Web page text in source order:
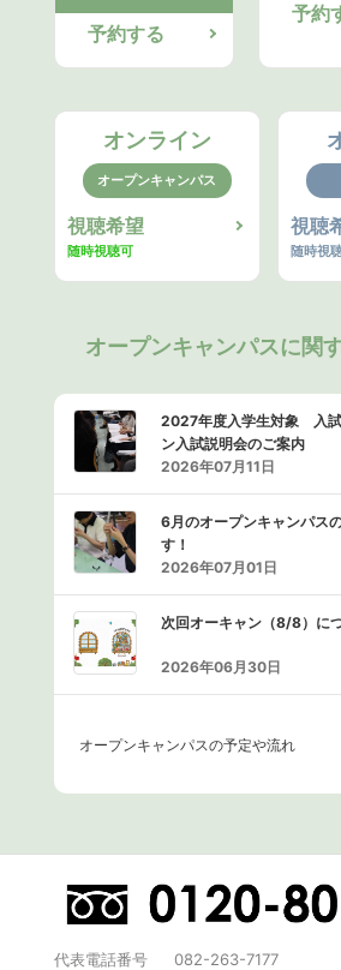
予約する
予約
オンライン
オープンキャンパス
視聴希望
随時視聴可
視聴
随時視
オープンキャンパスに関
2027年度入学生対象 入試
ン入試説明会のご案内
2026年07月11日
6月のオープンキャンパス
す！
2026年07月01日
次回オーキャン（8/8）に
2026年06月30日
オープンキャンパスの予定や流れ
代表電話番号
082-263-7177